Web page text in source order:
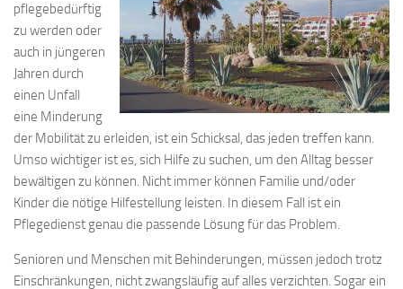
pflegebedürftig
zu werden oder
auch in jüngeren
Jahren durch
einen Unfall
eine Minderung
der Mobilität zu erleiden, ist ein Schicksal, das jeden treffen kann.
Umso wichtiger ist es, sich Hilfe zu suchen, um den Alltag besser
bewältigen zu können. Nicht immer können Familie und/oder
Kinder die nötige Hilfestellung leisten. In diesem Fall ist ein
Pflegedienst genau die passende Lösung für das Problem.
Senioren und Menschen mit Behinderungen, müssen jedoch trotz
Einschränkungen, nicht zwangsläufig auf alles verzichten. Sogar ein